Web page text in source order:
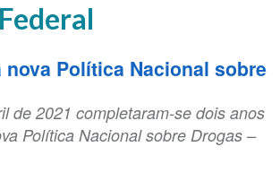
nova Política Nacional sobre
de 2021 completaram-se dois anos
Política Nacional sobre Drogas –